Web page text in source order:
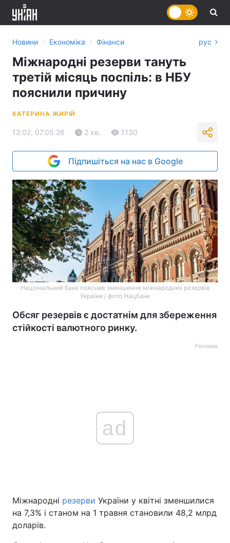
Головна Війна
Україна
Новини › Економіка › Фінанси рус
Міжнародні резерви тануть
третій місяць поспіль: в НБУ
пояснили причину
КАТЕРИНА ЖИРІЙ
12:02, 07.05.26 2 хв. 1130
Підпишіться на нас в Google
Національний банк пояснив зменшення міжнародних резервів
України / фото Нацбанк
Обсяг резервів є достатнім для збереження
стійкості валютного ринку.
Реклама
ad
Міжнародні резерви України у квітні зменшилися
на 7,3% і станом на 1 травня становили 48,2 млрд
доларів.